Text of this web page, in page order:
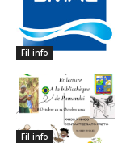
Fil info
Fil info